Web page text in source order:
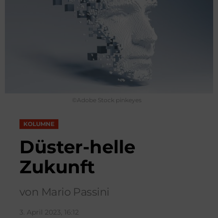
©Adobe Stock pinkeyes
KOLUMNE
Düster-helle
Zukunft
von Mario Passini
3. April 2023, 16:12